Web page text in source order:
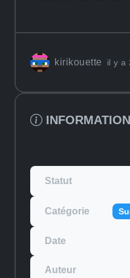
kirikouette il y a
Statut
Catégorie
Date
Auteur